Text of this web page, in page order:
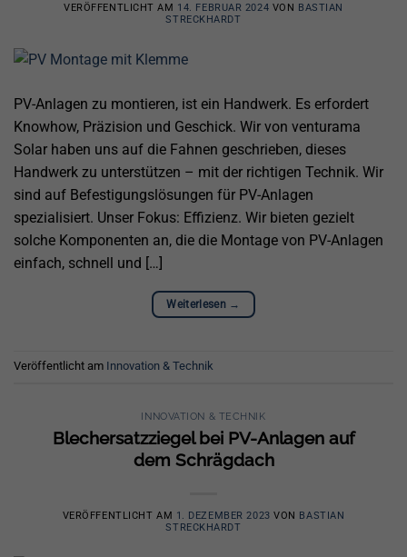
VERÖFFENTLICHT AM 14. FEBRUAR 2024 VON BASTIAN
STRECKHARDT
PV-Anlagen zu montieren, ist ein Handwerk. Es erfordert
Knowhow, Präzision und Geschick. Wir von venturama
Solar haben uns auf die Fahnen geschrieben, dieses
Handwerk zu unterstützen – mit der richtigen Technik. Wir
sind auf Befestigungslösungen für PV-Anlagen
spezialisiert. Unser Fokus: Effizienz. Wir bieten gezielt
solche Komponenten an, die die Montage von PV-Anlagen
einfach, schnell und […]
Weiterlesen →
Veröffentlicht am Innovation & Technik
INNOVATION & TECHNIK
Blechersatzziegel bei PV-Anlagen auf
dem Schrägdach
VERÖFFENTLICHT AM 1. DEZEMBER 2023 VON BASTIAN
STRECKHARDT